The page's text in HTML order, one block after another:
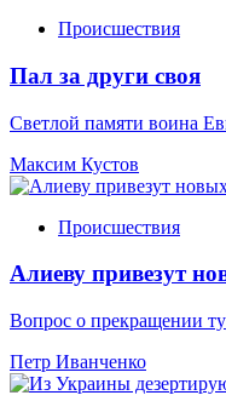
Происшествия
Пал за други своя
Светлой памяти воина
Максим Кустов
Происшествия
Алиеву привезут
Вопрос о прекращении
Петр Иванченко